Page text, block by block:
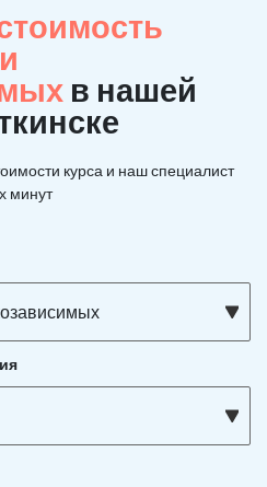
в нашей
курса и наш специалист
минут